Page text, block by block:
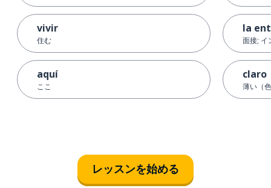
vivir
住む
aquí
ここ
la
面接; イ
claro
薄い（
レッスンを始める